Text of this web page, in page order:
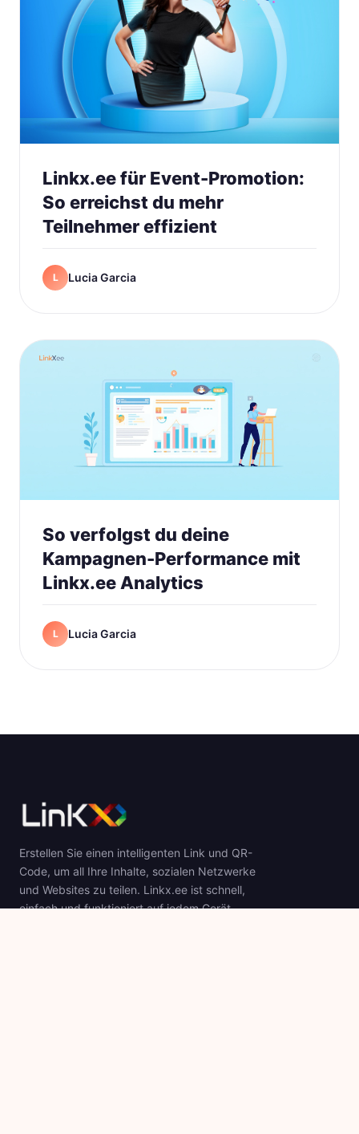
Linkx.ee für Event-Promotion:
So erreichst du mehr
Teilnehmer effizient
L Lucia Garcia
So verfolgst du deine
Kampagnen-Performance mit
Linkx.ee Analytics
L Lucia Garcia
Erstellen Sie einen intelligenten Link und QR-
Code, um all Ihre Inhalte, sozialen Netzwerke
und Websites zu teilen. Linkx.ee ist schnell,
einfach und funktioniert auf jedem Gerät.